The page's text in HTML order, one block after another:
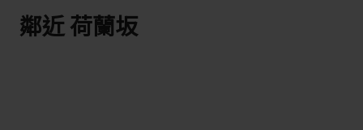
鄰近 荷蘭坂